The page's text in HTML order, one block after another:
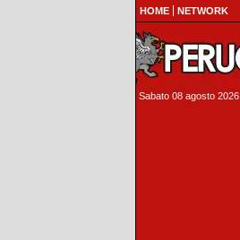
HOME NETWORK
Sabato 08 agosto 2026